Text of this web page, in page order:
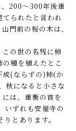
200～300年後重
られたと言われ
門前の桜の木は、
の世の名残に柿
種を植えたとこ
成(ならずの)柿(か
秋になると小さな
は、重衡の首を
いずれも安福寺の
とあります。